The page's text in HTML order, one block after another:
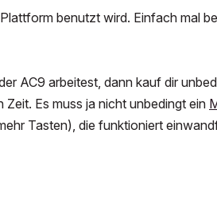
benutzt wird. Einfach mal
AC9 arbeitest, dann kauf dir
Es muss ja nicht unbedingt ein
Tasten), die funktioniert